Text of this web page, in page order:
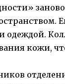
заново
одеждой.
кожи,